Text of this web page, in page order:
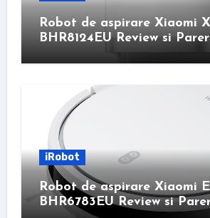
Robot de aspirare Xiaomi
BHR8124EU Review si
iRobot
Robot de aspirare Xiaomi
BHR6783EU Review si